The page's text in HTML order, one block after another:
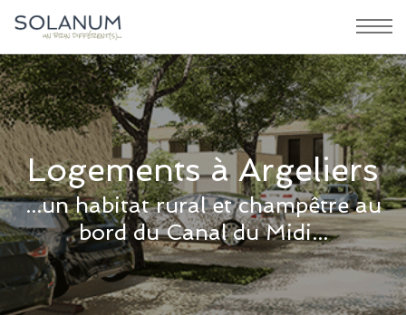
Logements à Argeliers
...un habitat rural et champêtre au
bord du Canal du Midi...